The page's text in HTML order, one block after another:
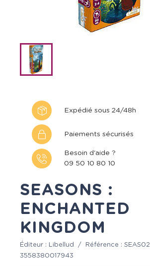
Expédié sous 24/48h
Paiements sécurisés
Besoin d'aide ?
09 50 10 80 10
SEASONS :
ENCHANTED
KINGDOM
Éditeur : Libellud / Référence : SEAS02
3558380017943